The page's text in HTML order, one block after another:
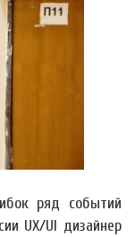
ряд событий
UX/UI дизайнер